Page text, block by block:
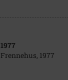
1977
Frennehus, 1977